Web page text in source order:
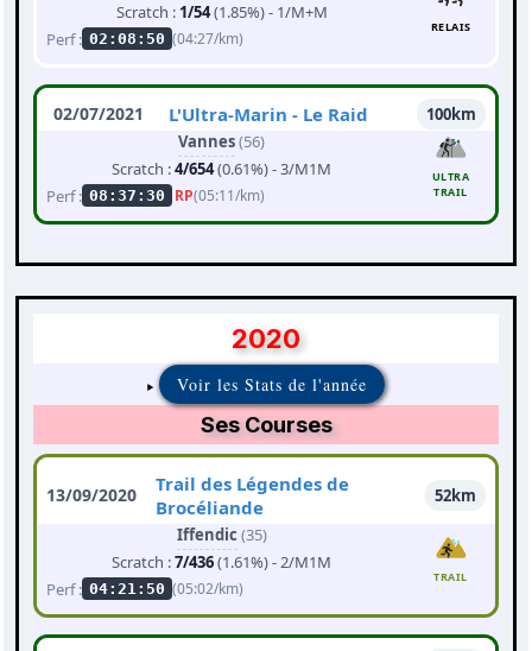
Scratch : 1/54(1.85%) - 1/M+M
Perf : 02:08:50 (04:27/km)
RELAIS
02/07/2021 L'Ultra-Marin - Le Raid
100km
Vannes(56)
Scratch :4/654(0.61%) - 3/M1M
Perf : 08:37:30 RP(05:11/km)
ULTRA
TRAIL
2020
Voir les Stats de l'année
Ses Courses
13/09/2020
Trail des Légendes de
Brocéliande
52km
Iffendic (35)
Scratch :7/436(1.61%) - 2/M1M
Perf : 04:21:50 (05:02/km)
TRAIL